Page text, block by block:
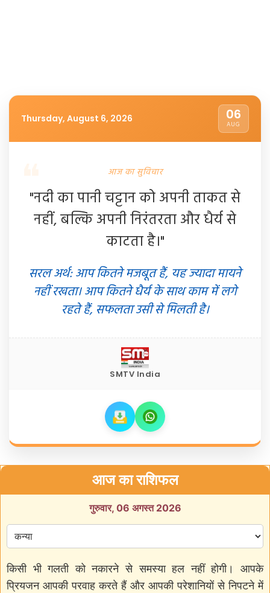
Thursday, August 6, 2026 06
AUG
आज का सुविचार
"नदी का पानी चट्टान को अपनी ताकत से
नहीं, बल्कि अपनी निरंतरता और धैर्य से
काटता है।"
सरल अर्थ: आप कितने मजबूत हैं, यह ज्यादा मायने
नहीं रखता। आप कितने धैर्य के साथ काम में लगे
रहते हैं, सफलता उसी से मिलती है।
SMTV India
आज का राशिफल
गुरुवार, 06 अगस्त 2026
किसी भी गलती को नकारने से समस्या हल नहीं होगी। आपके
प्रियजन आपकी परवाह करते हैं और आपकी परेशानियों से निपटने में